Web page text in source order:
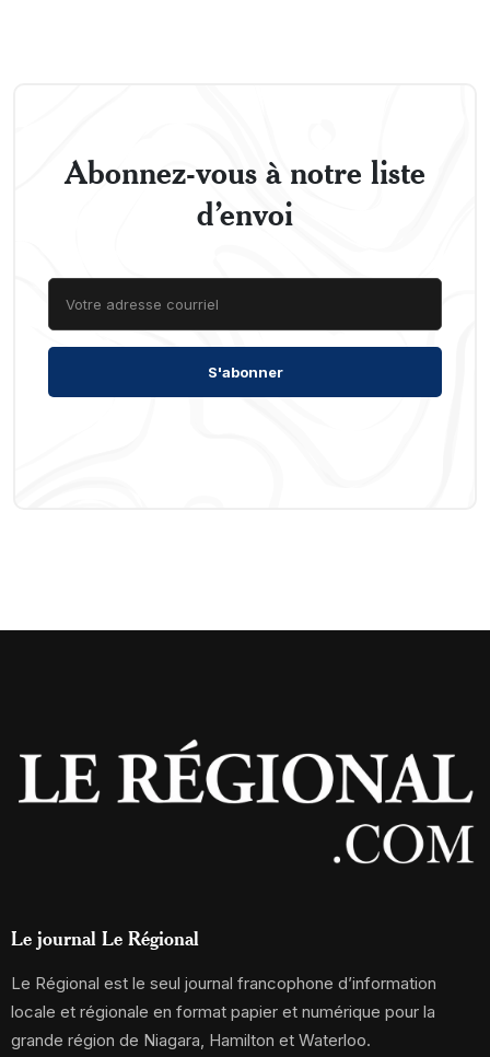
Abonnez-vous à notre liste
d’envoi
Le journal Le Régional
Le Régional est le seul journal francophone d’information
locale et régionale en format papier et numérique pour la
grande région de Niagara, Hamilton et Waterloo.